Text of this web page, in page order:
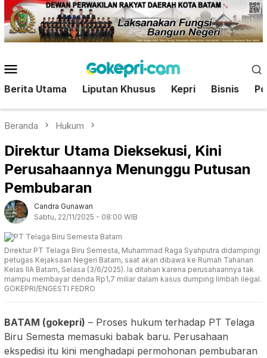
Loncat
ke
konten
Mobile
Berita Utama Liputan Khusus Kepri Bisnis
Beranda Hukum
Direktur Utama Dieksekusi, Kini
Perusahaannya Menunggu Putusan
Pembubaran
Candra Gunawan
Sabtu, 22/11/2025 - 08:00 WIB
Direktur PT Telaga Biru Semesta, Muhammad Raga Syahputra didampingi
petugas Kejaksaan Negeri Batam, saat akan dibawa ke Rumah Tahanan
Kelas IIA Batam, Selasa (3/6/2025). Ia ditahan karena perusahaannya tak
mampu membayar denda Rp1,7 miliar dalam kasus dumping limbah ilegal.
GOKEPRI/ENGESTI FEDRO
BATAM (gokepri) – Proses hukum terhadap PT Telaga
Biru Semesta memasuki babak baru. Perusahaan
ekspedisi itu kini menghadapi permohonan pembubaran